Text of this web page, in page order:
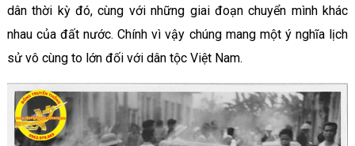
dân thời kỳ đó, cùng với những giai đoạn chuyển mình khác
nhau của đất nước. Chính vì vậy chúng mang một ý nghĩa lịch
sử vô cùng to lớn đối với dân tộc Việt Nam.